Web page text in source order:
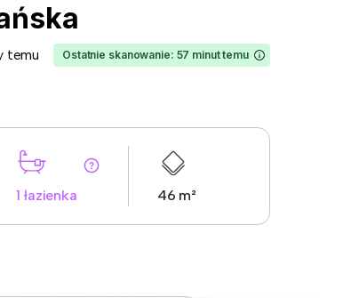
temu Ostatnie skanowanie: 57 minut temu
1 łazienka 46 m²